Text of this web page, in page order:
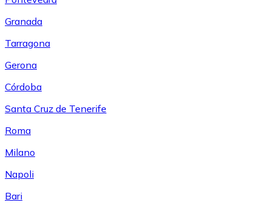
Granada
Tarragona
Gerona
Córdoba
Santa Cruz de Tenerife
Roma
Milano
Napoli
Bari